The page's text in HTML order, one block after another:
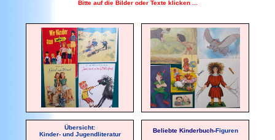
Bitte auf die Bilder oder Texte klicken ...
Übersicht:
Kinder- und Jugendliteratur
Beliebte Kinderbuch-Figuren